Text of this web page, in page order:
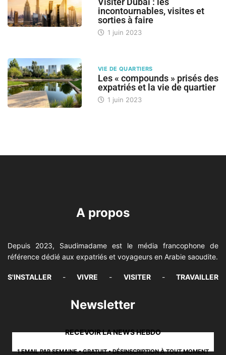
incontournables, visites et
sorties à faire
1 juin 2023
VIE DE QUARTIERS
Les « compounds » prisés des
expatriés et la vie de quartier
1 juin 2023
A propos
Depuis 2023, Saudimadame est le média francophone de
référence dédié aux expatriés et voyageurs en Arabie saoudite.
S'INSTALLER - VIVRE - VISITER - TRAVAILLER
Newsletter
RECEVOIR LA NEWS HEBDO
1 EMAIL PAR SEMAINE • GRATUIT • DÉSINSCRIPTION À TOUT MOMENT